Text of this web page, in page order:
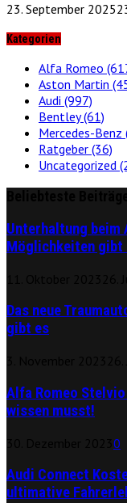
23. September 2025
Kategorien
Alfa Romeo
Aston Martin
Audi (997)
Bentley(61)
Mercedes-Benz
Ratgeber (36)
Uncategorized
Unterhaltung beim
Möglichkeiten gibt
Das neue
gibt es
Alfa Romeo Stelvio
wissen musst!
0
Audi Connect
ultimative